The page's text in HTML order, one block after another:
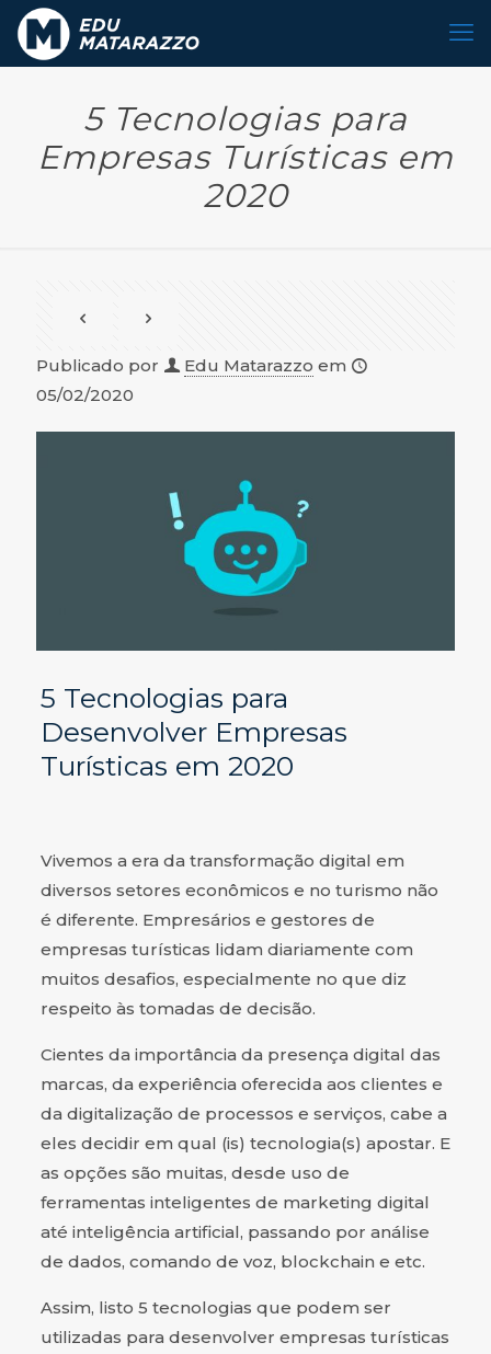
5 Tecnologias para
Empresas Turísticas em
2020
Publicado por Edu Matarazzo em
05/02/2020
5 Tecnologias para
Desenvolver Empresas
Turísticas em 2020
Vivemos a era da transformação digital em
diversos setores econômicos e no turismo não
é diferente. Empresários e gestores de
empresas turísticas lidam diariamente com
muitos desafios, especialmente no que diz
respeito às tomadas de decisão.
Cientes da importância da presença digital das
marcas, da experiência oferecida aos clientes e
da digitalização de processos e serviços, cabe a
eles decidir em qual (is) tecnologia(s) apostar. E
as opções são muitas, desde uso de
ferramentas inteligentes de marketing digital
até inteligência artificial, passando por análise
de dados, comando de voz, blockchain e etc.
Assim, listo 5 tecnologias que podem ser
utilizadas para desenvolver empresas turísticas